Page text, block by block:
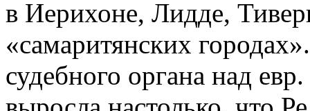
в Иерихоне, Лидде,
«самаритянских
судебного органа над